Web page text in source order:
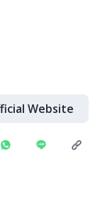
Website